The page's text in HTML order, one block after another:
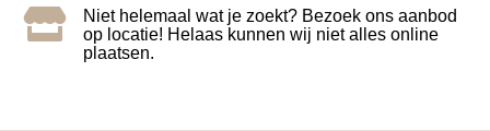

Niet helemaal wat je zoekt? Bezoek ons aanbod
op locatie! Helaas kunnen wij niet alles online
plaatsen.